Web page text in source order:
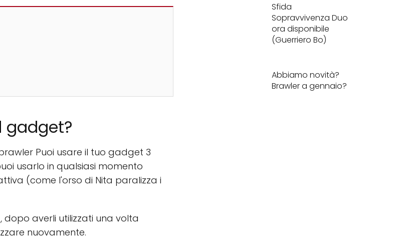
gadget?
Puoi usare il tuo gadget 3
usarlo in qualsiasi momento
(come l'orso di Nita paralizza i
dopo averli utilizzati una volta
nuovamente.
Sfida
Sopravvivenza Duo
ora disponibile
(Guerriero Bo)
Abbiamo novità?
Brawler a gennaio?